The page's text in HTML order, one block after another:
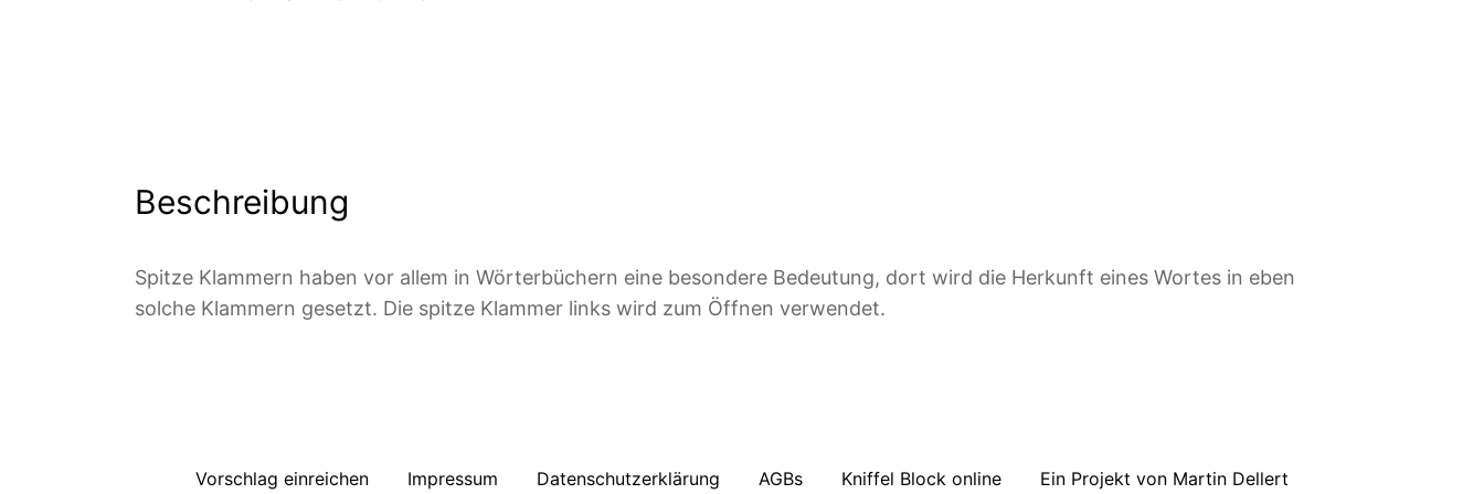
Beschreibung
Spitze Klammern haben vor allem in Wörterbüchern eine besondere Bedeutung, dort wird die Herkunft eines Wortes in eben
solche Klammern gesetzt. Die spitze Klammer links wird zum Öffnen verwendet.
Vorschlag einreichen Impressum Datenschutzerklärung AGBs Kniffel Block online Ein Projekt von Martin Dellert